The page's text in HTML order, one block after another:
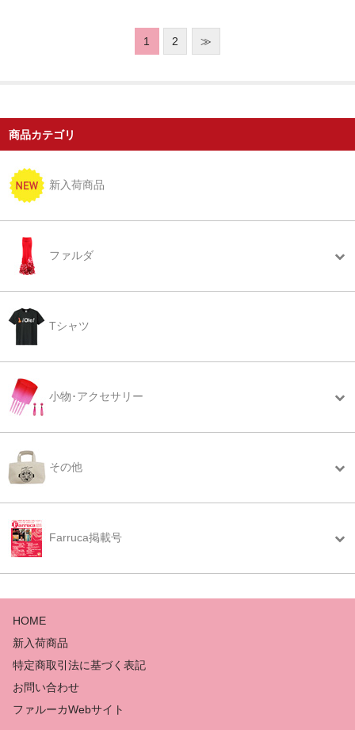
1 2 ≫
商品カテゴリ
新入荷商品
ファルダ
Tシャツ
小物･アクセサリー
その他
Farruca掲載号
HOME
新入荷商品
特定商取引法に基づく表記
お問い合わせ
ファルーカWebサイト